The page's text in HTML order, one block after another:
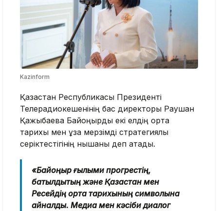
Kazinform
Қазақстан Республикасы Президенті
Телерадиокешенінің бас директоры Раушан
Қажыбаева Байқоңырды екі елдің ортақ
тарихы мен ұзақ мерзімді стратегиялық
серіктестігінің нышаны деп атады.
«Байқоңыр ғылыми прогрестің,
батылдықтың және Қазақстан мен
Ресейдің ортақ тарихының символына
айналды. Медиа мен кәсіби диалог